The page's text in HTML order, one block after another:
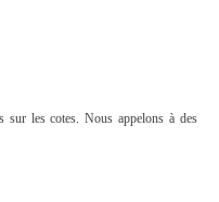
sur les cotes. Nous appelons à des